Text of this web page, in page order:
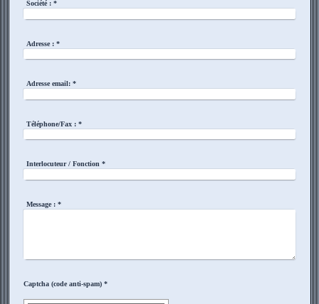
Société : *
Adresse : *
Adresse email: *
Téléphone/Fax : *
Interlocuteur / Fonction *
Message : *
Captcha (code anti-spam) *